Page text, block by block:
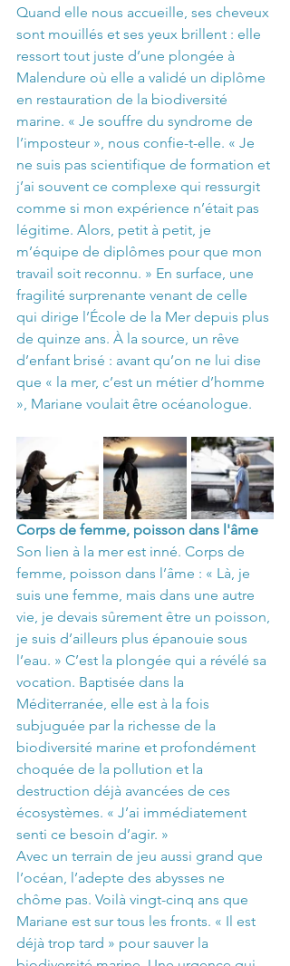
Quand elle nous accueille, ses cheveux
sont mouillés et ses yeux brillent : elle
ressort tout juste d’une plongée à
Malendure où elle a validé un diplôme
en restauration de la biodiversité
marine. « Je souffre du syndrome de
l’imposteur », nous confie-t-elle. « Je
ne suis pas scientifique de formation et
j’ai souvent ce complexe qui ressurgit
comme si mon expérience n’était pas
légitime. Alors, petit à petit, je
m’équipe de diplômes pour que mon
travail soit reconnu. » En surface, une
fragilité surprenante venant de celle
qui dirige l’École de la Mer depuis plus
de quinze ans. À la source, un rêve
d’enfant brisé : avant qu’on ne lui dise
que « la mer, c’est un métier d’homme
», Mariane voulait être océanologue.
Corps de femme, poisson dans l'âme
Son lien à la mer est inné. Corps de
femme, poisson dans l’âme : « Là, je
suis une femme, mais dans une autre
vie, je devais sûrement être un poisson,
je suis d’ailleurs plus épanouie sous
l’eau. » C’est la plongée qui a révélé sa
vocation. Baptisée dans la
Méditerranée, elle est à la fois
subjuguée par la richesse de la
biodiversité marine et profondément
choquée de la pollution et la
destruction déjà avancées de ces
écosystèmes. « J’ai immédiatement
senti ce besoin d’agir. »
Avec un terrain de jeu aussi grand que
l’océan, l’adepte des abysses ne
chôme pas. Voilà vingt-cinq ans que
Mariane est sur tous les fronts. « Il est
déjà trop tard » pour sauver la